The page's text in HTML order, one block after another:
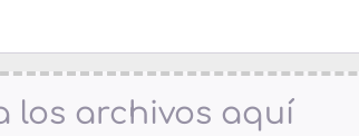
los archivos aquí